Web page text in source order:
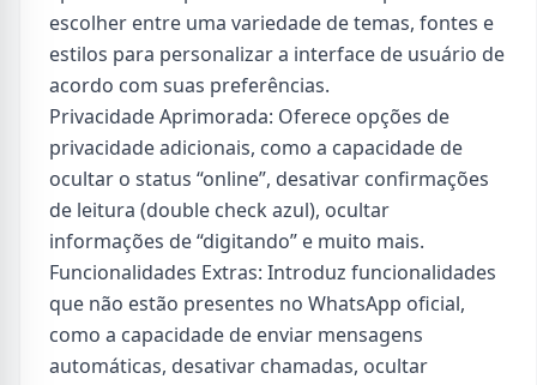
escolher entre uma variedade de temas, fontes e
estilos para personalizar a interface de usuário de
acordo com suas preferências.
Privacidade Aprimorada: Oferece opções de
privacidade adicionais, como a capacidade de
ocultar o status “online”, desativar confirmações
de leitura (double check azul), ocultar
informações de “digitando” e muito mais.
Funcionalidades Extras: Introduz funcionalidades
que não estão presentes no WhatsApp oficial,
como a capacidade de enviar mensagens
automáticas, desativar chamadas, ocultar